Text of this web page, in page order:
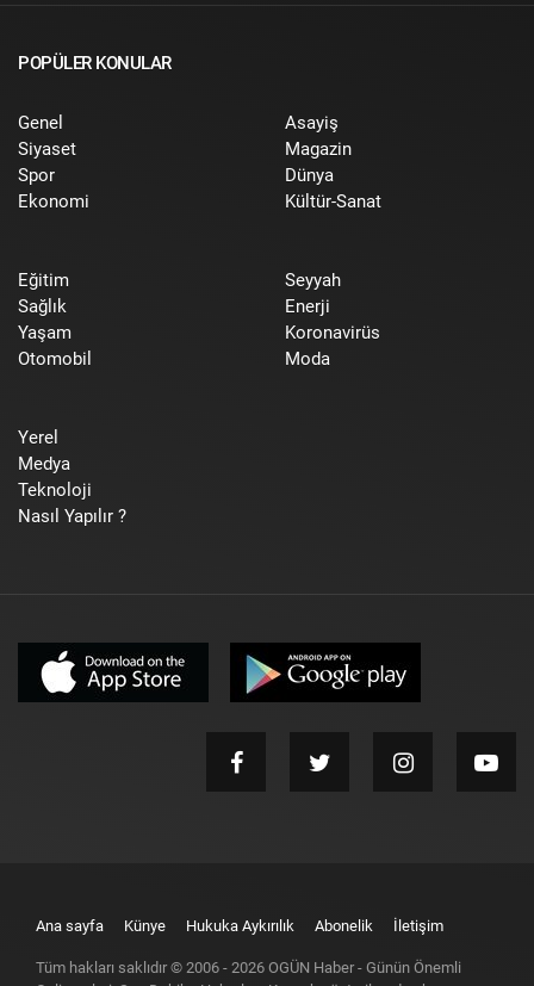
POPÜLER KONULAR
Genel
Siyaset
Spor
Ekonomi
Asayiş
Magazin
Dünya
Kültür-Sanat
Eğitim
Sağlık
Yaşam
Otomobil
Seyyah
Enerji
Koronavirüs
Moda
Yerel
Medya
Teknoloji
Nasıl Yapılır ?
Ana sayfa Künye Hukuka Aykırılık Abonelik İletişim
Tüm hakları saklıdır © 2006 - 2026 OGÜN Haber - Günün Önemli